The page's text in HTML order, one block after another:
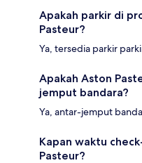
Apakah parkir di
Pasteur?
Ya, tersedia parkir
Apakah Aston
jemput bandara?
Ya, antar-jemput
Kapan waktu
Pasteur?